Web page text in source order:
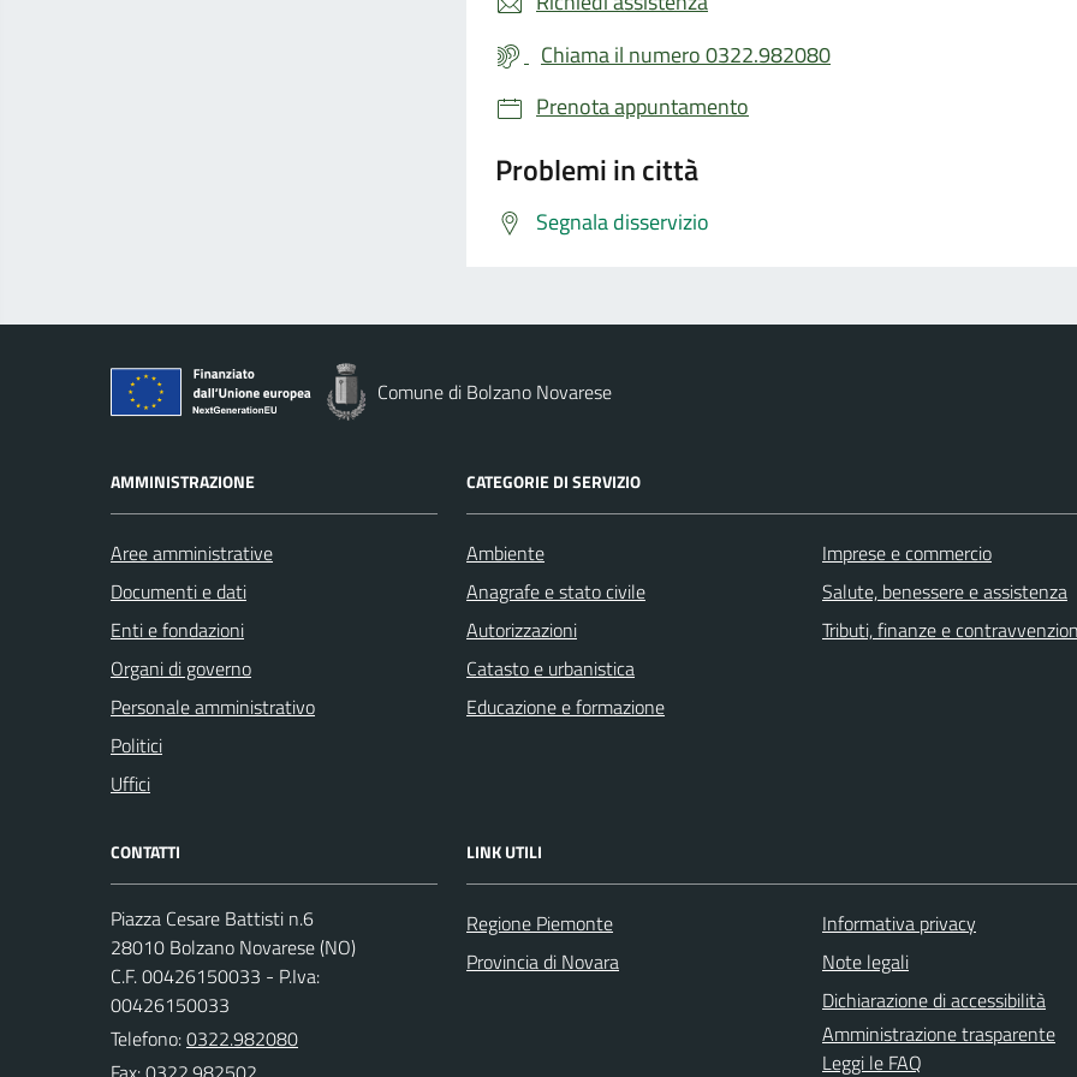
Chiama il numero 0322.982080
Prenota appuntamento
Problemi in città
Segnala disservizio
Comune di Bolzano Novarese
AMMINISTRAZIONE
Aree amministrative
Documenti e dati
Enti e fondazioni
Organi di governo
Personale amministrativo
Politici
Uffici
CATEGORIE DI SERVIZIO
Ambiente
Anagrafe e stato civile
Autorizzazioni
Catasto e urbanistica
Educazione e formazione
Imprese e commercio
Salute, benessere e assistenza
Tributi, finanze e
CONTATTI
Piazza Cesare Battisti n.6
28010 Bolzano Novarese (NO)
C.F. 00426150033 - P.Iva:
00426150033
Telefono:0322.982080
LINK UTILI
Regione Piemonte
Provincia di Novara
Informativa privacy
Note legali
Dichiarazione di accessibilità
Amministrazione trasparente
Leggi le FAQ